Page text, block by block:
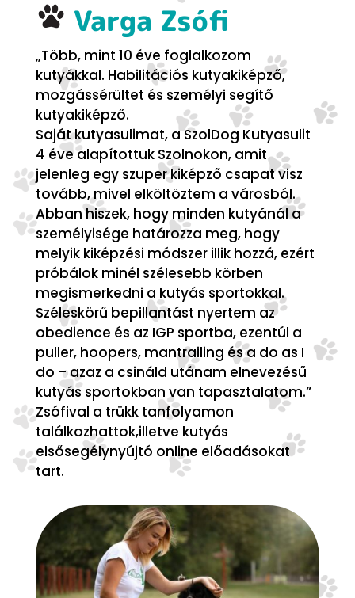
Varga Zsófi
„Több, mint 10 éve foglalkozom
kutyákkal. Habilitációs kutyakiképző,
mozgássérültet és személyi segítő
kutyakiképző.
Saját kutyasulimat, a SzolDog Kutyasulit
4 éve alapítottuk Szolnokon, amit
jelenleg egy szuper kiképző csapat visz
tovább, mivel elköltöztem a városból.
Abban hiszek, hogy minden kutyánál a
személyisége határozza meg, hogy
melyik kiképzési módszer illik hozzá, ezért
próbálok minél szélesebb körben
megismerkedni a kutyás sportokkal.
Széleskörű bepillantást nyertem az
obedience és az IGP sportba, ezentúl a
puller, hoopers, mantrailing és a do as I
do – azaz a csináld utánam elnevezésű
kutyás sportokban van tapasztalatom.”
Zsófival a trükk tanfolyamon
találkozhattok,illetve kutyás
elsősegélynyújtó online előadásokat
tart.